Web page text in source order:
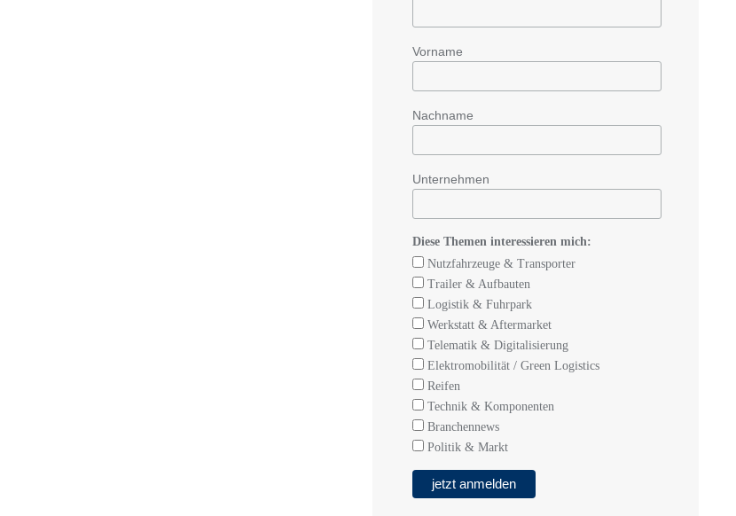
Vorname
Nachname
Unternehmen
Diese Themen interessieren mich:
Nutzfahrzeuge & Transporter
Trailer & Aufbauten
Logistik & Fuhrpark
Werkstatt & Aftermarket
Telematik & Digitalisierung
Elektromobilität / Green Logistics
Reifen
Technik & Komponenten
Branchennews
Politik & Markt